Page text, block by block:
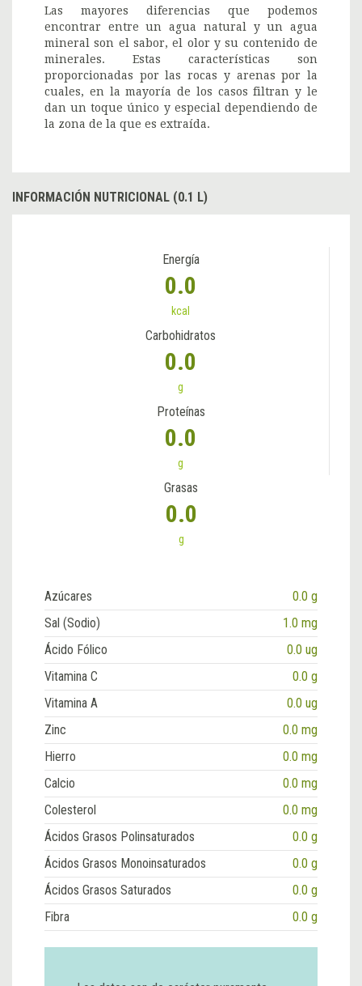
Las mayores diferencias que podemos
encontrar entre un agua natural y un agua
mineral son el sabor, el olor y su contenido de
minerales. Estas características son
proporcionadas por las rocas y arenas por la
cuales, en la mayoría de los casos filtran y le
dan un toque único y especial dependiendo de
la zona de la que es extraída.
INFORMACIÓN NUTRICIONAL (0.1 L)
Energía
0.0
kcal
Carbohidratos
0.0
g
Proteínas
0.0
g
Grasas
0.0
g
Azúcares
0.0 g
Sal (Sodio)
1.0 mg
Ácido Fólico
0.0 ug
Vitamina C
0.0 g
Vitamina A
0.0 ug
Zinc
0.0 mg
Hierro
0.0 mg
Calcio
0.0 mg
Colesterol
0.0 mg
Ácidos Grasos Polinsaturados
0.0 g
Ácidos Grasos Monoinsaturados
0.0 g
Ácidos Grasos Saturados
0.0 g
Fibra
0.0 g